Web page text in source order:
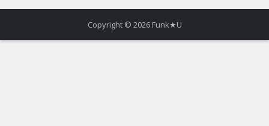
Copyright © 2026 Funk★U